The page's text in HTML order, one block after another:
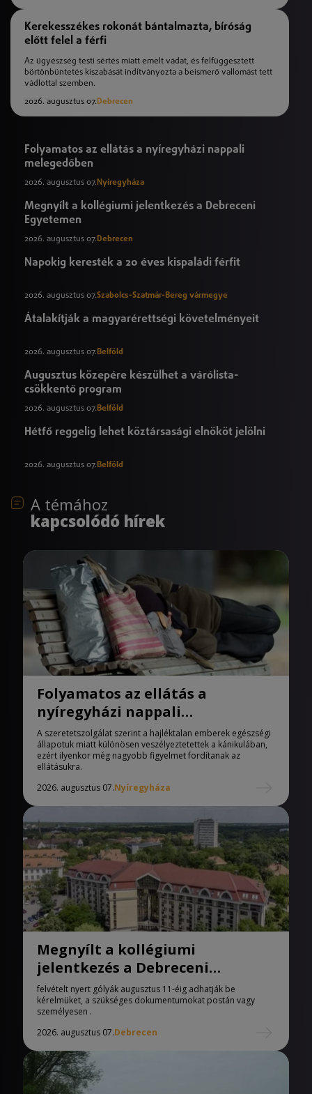
Kerekesszékes rokonát bántalmazta, bíróság
előtt felel a férfi
Az ügyészség testi sértés miatt emelt vádat, és felfüggesztett
börtönbüntetés kiszabását indítványozta a beismerő vallomást tett
vádlottal szemben.
2026. augusztus 07.Debrecen
Folyamatos az ellátás a nyíregyházi nappali
melegedőben
2026. augusztus 07. Nyíregyháza
Megnyílt a kollégiumi jelentkezés a Debreceni
Egyetemen
2026. augusztus 07.Debrecen
Napokig keresték a 20 éves kispaládi férfit
2026. augusztus 07.Szabolcs-Szatmár-Bereg vármegye
Átalakítják a magyarérettségi követelményeit
2026. augusztus 07.Belföld
Augusztus közepére készülhet a várólista-
csökkentő program
2026. augusztus 07.Belföld
Hétfő reggelig lehet köztársasági elnököt jelölni
2026. augusztus 07.Belföld
A témához
kapcsolódó hírek
Folyamatos az ellátás a
nyíregyházi nappali
melegedőben
A szeretetszolgálat szerint a hajléktalan emberek egészségi
állapotuk miatt különösen veszélyeztetettek a kánikulában,
ezért ilyenkor még nagyobb figyelmet fordítanak az
ellátásukra.
2026. augusztus 07.Nyíregyháza
Megnyílt a kollégiumi
jelentkezés a Debreceni
Egyetemen
felvételt nyert gólyák augusztus 11-éig adhatják be
kérelmüket, a szükséges dokumentumokat postán vagy
személyesen .
2026. augusztus 07.Debrecen